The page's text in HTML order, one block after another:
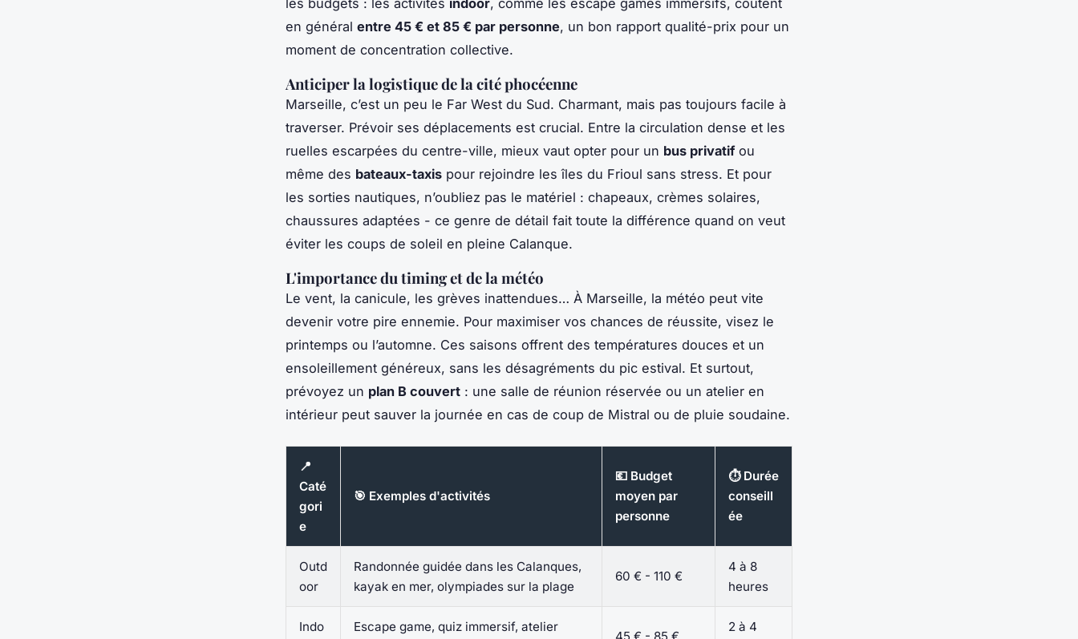
les budgets : les activités indoor, comme les escape games immersifs, coûtent
en général entre 45 € et 85 € par personne, un bon rapport qualité-prix pour un
moment de concentration collective.
Anticiper la logistique de la cité phocéenne
Marseille, c’est un peu le Far West du Sud. Charmant, mais pas toujours facile à
traverser. Prévoir ses déplacements est crucial. Entre la circulation dense et les
ruelles escarpées du centre-ville, mieux vaut opter pour un bus privatifou
même des bateaux-taxis pour rejoindre les îles du Frioul sans stress. Et pour
les sorties nautiques, n’oubliez pas le matériel : chapeaux, crèmes solaires,
chaussures adaptées - ce genre de détail fait toute la différence quand on veut
éviter les coups de soleil en pleine Calanque.
L'importance du timing et de la météo
Le vent, la canicule, les grèves inattendues… À Marseille, la météo peut vite
devenir votre pire ennemie. Pour maximiser vos chances de réussite, visez le
printemps ou l’automne. Ces saisons offrent des températures douces et un
ensoleillement généreux, sans les désagréments du pic estival. Et surtout,
prévoyez un plan B couvert : une salle de réunion réservée ou un atelier en
intérieur peut sauver la journée en cas de coup de Mistral ou de pluie soudaine.
📍
Caté
gori
e
🎯 Exemples d'activités
💶 Budget
moyen par
personne
⏱️ Durée
conseill
ée
Outd
oor
Randonnée guidée dans les Calanques,
kayak en mer, olympiades sur la plage
60 € - 110 €
4 à 8
heures
Indo
Escape game, quiz immersif, atelier
2 à 4